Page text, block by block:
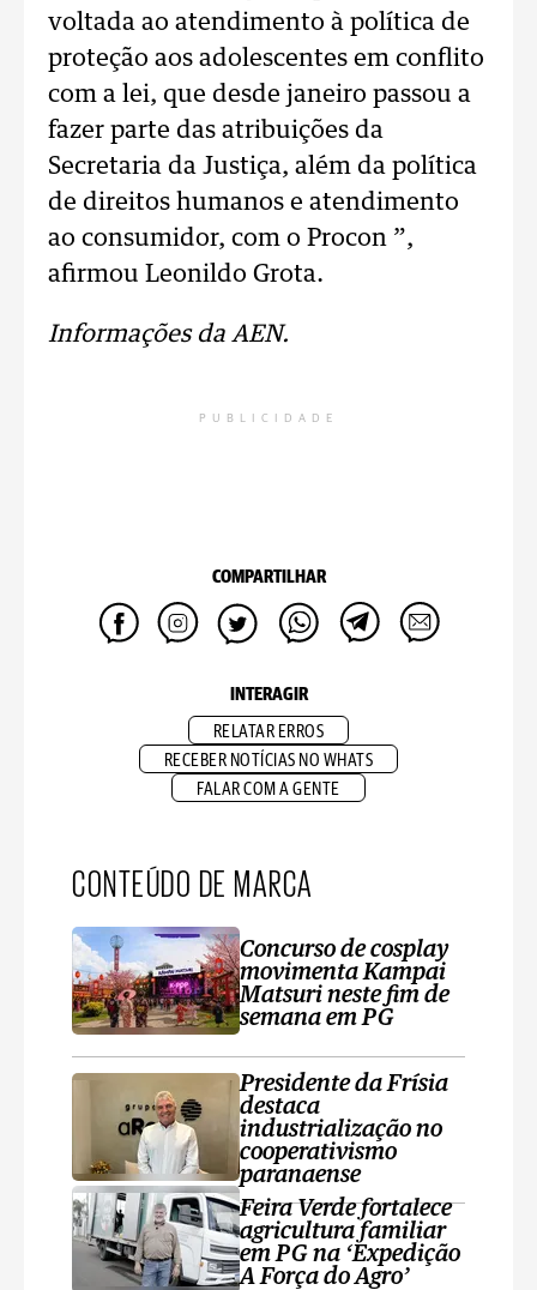
voltada ao atendimento à política de
proteção aos adolescentes em conflito
com a lei, que desde janeiro passou a
fazer parte das atribuições da
Secretaria da Justiça, além da política
de direitos humanos e atendimento
ao consumidor, com o Procon ”,
afirmou Leonildo Grota.
Informações da AEN.
PUBLICIDADE
COMPARTILHAR
INTERAGIR
RELATAR ERROS
RECEBER NOTÍCIAS NO WHATS
FALAR COM A GENTE
CONTEÚDO DE MARCA
Concurso de cosplay
movimenta Kampai
Matsuri neste fim de
semana em PG
Presidente da Frísia
destaca
industrialização no
cooperativismo
paranaense
Feira Verde fortalece
agricultura familiar
em PG na ‘Expedição
A Força do Agro’